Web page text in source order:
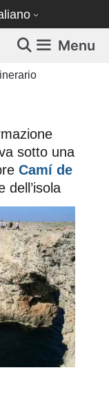
Menu
sotto una
Camí de
dell’isola